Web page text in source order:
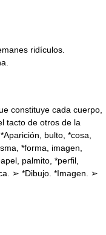
ridículos.
constituye cada cuerpo,
tacto de otros de la
bulto, *cosa,
*forma, imagen,
palmito, *perfil,
➢ *Dibujo. *Imagen. ➢